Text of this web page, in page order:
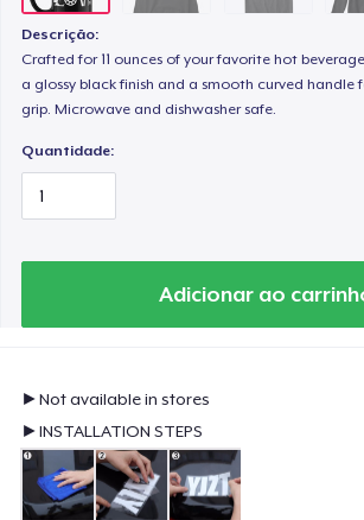
Descrição:
Crafted for 11 ounces of your favorite hot
a glossy black finish and a smooth curved
grip. Microwave and dishwasher safe.
Quantidade:
Adicionar ao
►Not available in stores
►INSTALLATION STEPS
Women's Flowy Tank Top
Classic Long Sleeve Tee